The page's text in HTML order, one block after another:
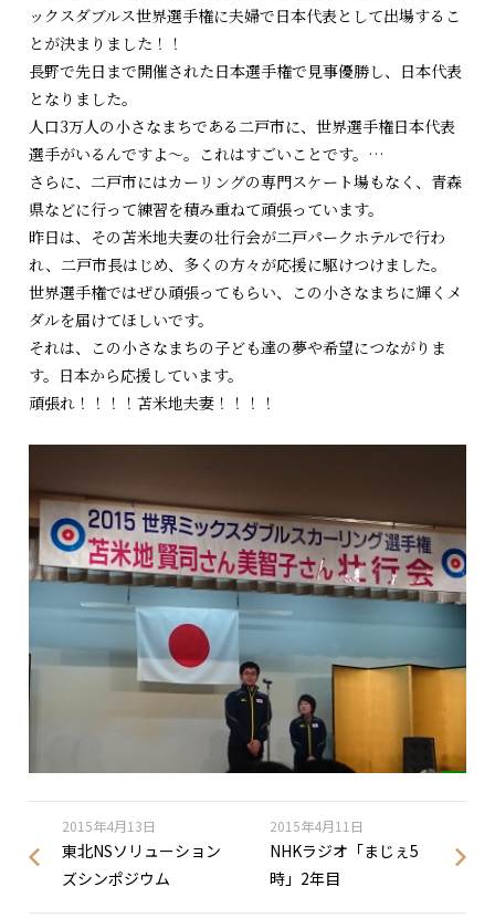
ックスダブルス世界選手権に夫婦で日本代表として出場するこ
とが決まりました！！
長野で先日まで開催された日本選手権で見事優勝し、日本代表
となりました。
人口3万人の小さなまちである二戸市に、世界選手権日本代表
選手がいるんですよ～。これはすごいことです。…
さらに、二戸市にはカーリングの専門スケート場もなく、青森
県などに行って練習を積み重ねて頑張っています。
昨日は、その苫米地夫妻の壮行会が二戸パークホテルで行わ
れ、二戸市長はじめ、多くの方々が応援に駆けつけました。
世界選手権ではぜひ頑張ってもらい、この小さなまちに輝くメ
ダルを届けてほしいです。
それは、この小さなまちの子ども達の夢や希望につながりま
す。日本から応援しています。
頑張れ！！！！苫米地夫妻！！！！
2015年4月13日
東北NSソリューション
ズシンポジウム
2015年4月11日
NHKラジオ「まじぇ5
時」2年目